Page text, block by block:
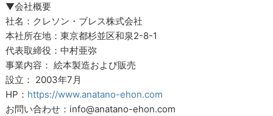
▼会社概要
社名：クレソン・ブレス株式会社
本社所在地：東京都杉並区和泉2-8-1
代表取締役：中村亜弥
事業内容： 絵本製造および販売
設立： 2003年7月
HP： https://www.anatano-ehon.com
お問い合わせ：info@anatano-ehon.com